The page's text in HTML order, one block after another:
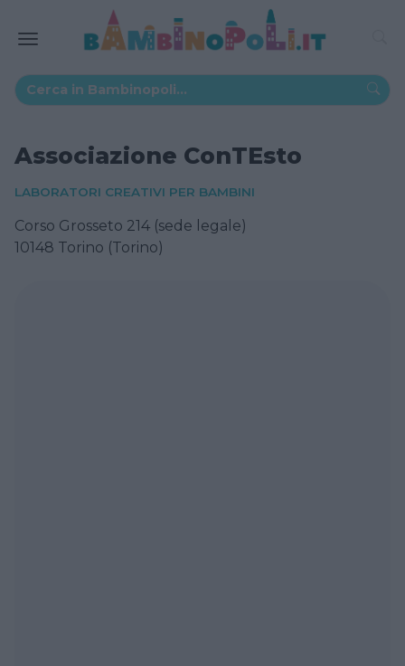
Associazione ConTEsto
LABORATORI CREATIVI PER BAMBINI
Corso Grosseto 214 (sede legale)
10148 Torino (Torino)